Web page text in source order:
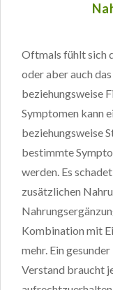
Oftmals fühlt sich
oder aber auch
beziehungsweise
Symptomen kann
beziehungsweise
bestimmte
werden. Es
zusätzlichen
Kombination mit
mehr. Ein
Verstand braucht